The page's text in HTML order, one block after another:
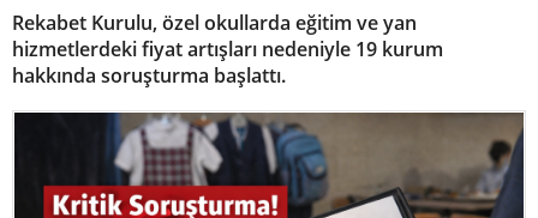
Rekabet Kurulu, özel okullarda eğitim ve yan
hizmetlerdeki fiyat artışları nedeniyle 19 kurum
hakkında soruşturma başlattı.